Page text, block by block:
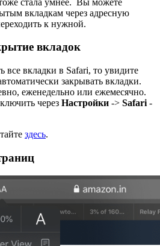
вкладкам через адресную
к нужной.
вкладок
все вкладки в Safari, то увидите
закрывать вкладки.
еженедельно или ежемесячно.
через Настройки -> Safari -
здесь.